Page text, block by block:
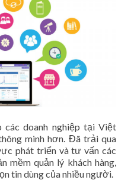
các doanh nghiệp tại Việt
minh hơn. Đã trải qua
phát triển và tư vấn các
mềm quản lý khách hàng,
tin dùng của nhiều người.